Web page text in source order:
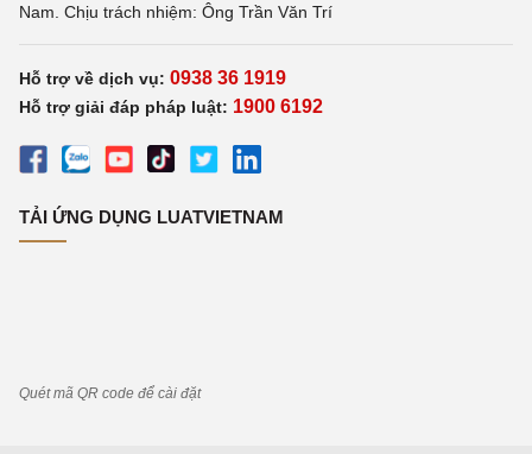
Nam. Chịu trách nhiệm: Ông Trần Văn Trí
Hỗ trợ về dịch vụ: 0938 36 1919
Hỗ trợ giải đáp pháp luật: 1900 6192
TẢI ỨNG DỤNG LUATVIETNAM
Quét mã QR code để cài đặt